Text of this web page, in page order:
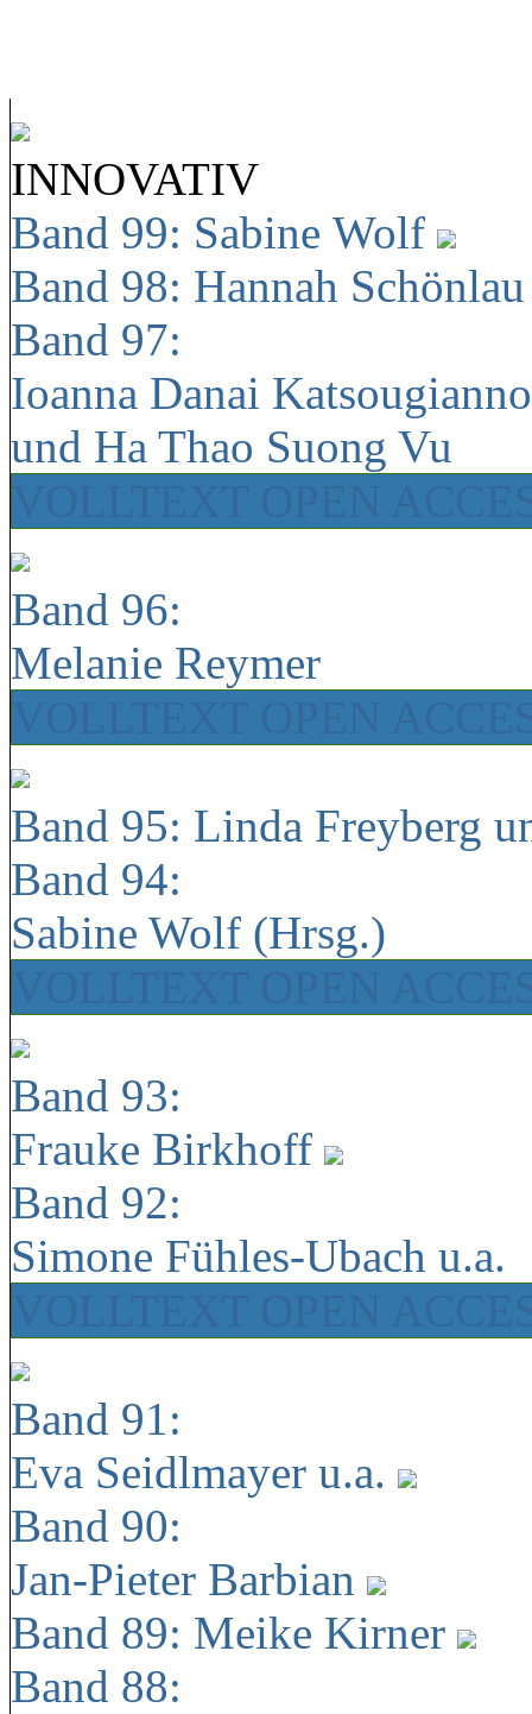
INNOVATIV
Band 99: Sabine Wolf
Band 98: Hannah
Band 97:
Ioanna Danai
und Ha Thao Suong Vu
Band 96:
Melanie Reymer
Band 95: Linda Freyberg
Band 94:
Sabine Wolf (Hrsg.)
Band 93:
Frauke Birkhoff
Band 92:
Simone Fühles-Ubach u.a.
Band 91:
Eva Seidlmayer u.a.
Band 90:
Jan-Pieter Barbian
Band 89: Meike Kirner
Band 88: